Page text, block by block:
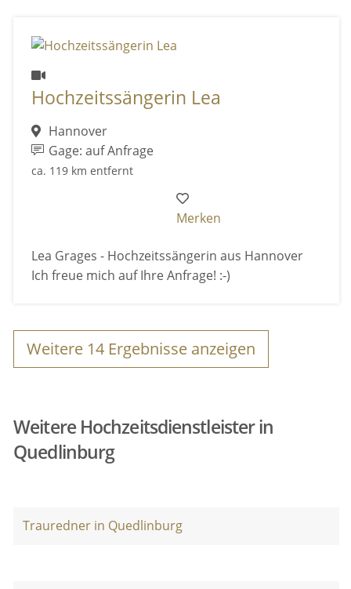
Hochzeitssängerin Lea
Hannover
Gage: auf Anfrage
ca. 119 km entfernt
Merken
Lea Grages - Hochzeitssängerin aus Hannover
Ich freue mich auf Ihre Anfrage! :-)
Weitere 14 Ergebnisse anzeigen
Weitere Hochzeitsdienstleister in
Quedlinburg
Trauredner in Quedlinburg